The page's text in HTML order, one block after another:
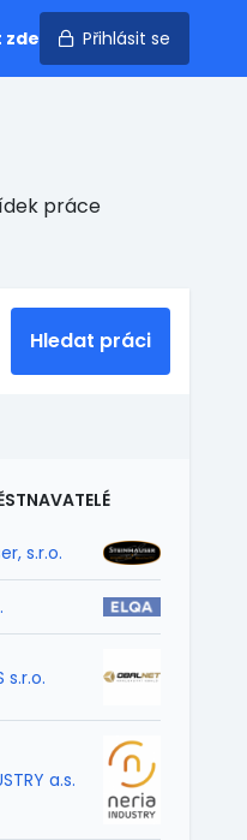
zde Přihlásit se
práce
Hledat práci
s.r.o.
s.r.o.
a.s.